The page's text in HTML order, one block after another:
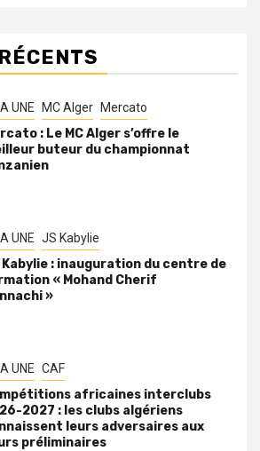
UNE MC Alger Mercato
: Le MC Alger s’offre le
buteur du championnat
UNE JS Kabylie
Kabylie : inauguration du centre de
« Mohand Cherif
»
UNE CAF
africaines interclubs
2027 : les clubs algériens
leurs adversaires aux
préliminaires